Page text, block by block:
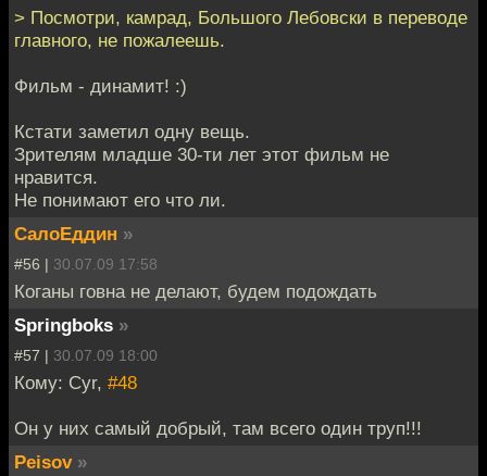
> Посмотри, камрад, Большого Лебовски в переводе
главного, не пожалеешь.
Фильм - динамит! :)
Кстати заметил одну вещь.
Зрителям младше 30-ти лет этот фильм не
нравится.
Не понимают его что ли.
СалоЕддин »
#56 | 30.07.09 17:58
Коганы говна не делают, будем подождать
Springboks »
#57 | 30.07.09 18:00
Кому: Cyr, #48
Он у них самый добрый, там всего один труп!!!
Peisov »